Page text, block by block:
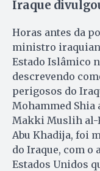
Iraque
Horas antes da
ministro
Estado Islâmico
descrevendo
perigosos do
Mohammed Shia
Makki Muslih al-
Abu Khadija, foi
do Iraque, com o
Estados Unidos